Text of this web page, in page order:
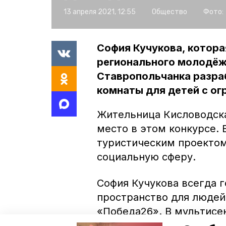
13 апреля 2021, 12:55 Общество Фото:
София Кучукова,
регионального
Ставропольчанка
комнаты для детей с
Жительница
место в этом конкурсе.
туристическим
социальную сферу.
София Кучукова всегда
пространство для
«Победа26». В